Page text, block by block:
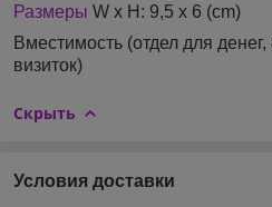
Размеры W x H: 9,5 x 6 (cm)
Вместимость (отдел для
визиток)
Скрыть
Условия доставки